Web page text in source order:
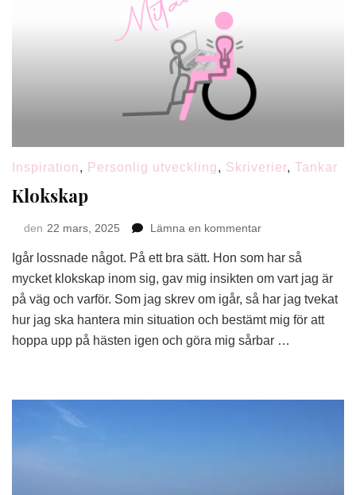
Inspiration, Personlig utveckling, Skriverier, Tankar
Klokskap
den 22 mars, 2025 Lämna en kommentarpå
Igår lossnade något. På ett bra sätt. Hon som har så
mycket klokskap inom sig, gav mig insikten om vart jag är
på väg och varför. Som jag skrev om igår, så har jag tvekat
hur jag ska hantera min situation och bestämt mig för att
hoppa upp på hästen igen och göra mig sårbar …